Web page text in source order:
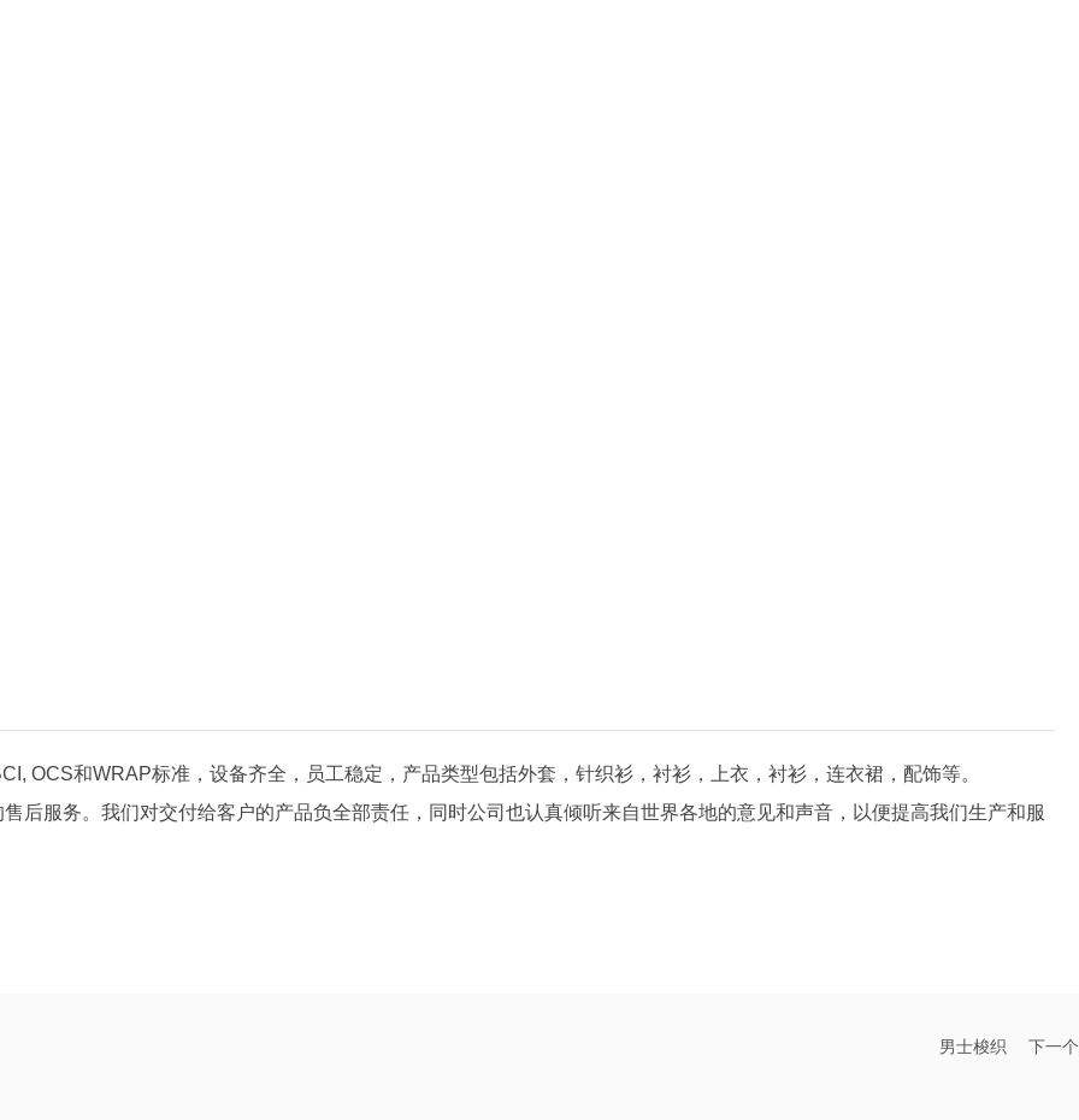
OCS和WRAP标准，设备齐全，员工稳定，产品类型包括外套，针织衫，衬衫，上衣，衬衫，连衣裙，配饰等。
后服务。我们对交付给客户的产品负全部责任，同时公司也认真倾听来自世界各地的意见和声音，以便提高我们生产和服
男士梭织 下一个